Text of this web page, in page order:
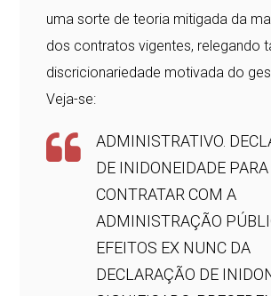
uma sorte de teoria mitigada da
dos contratos vigentes, relegando
discricionariedade motivada do
Veja-se:
ADMINISTRATIVO.
DE INIDONEIDADE
CONTRATAR COM A
ADMINISTRAÇÃO
EFEITOS EX NUNC DA
DECLARAÇÃO DE